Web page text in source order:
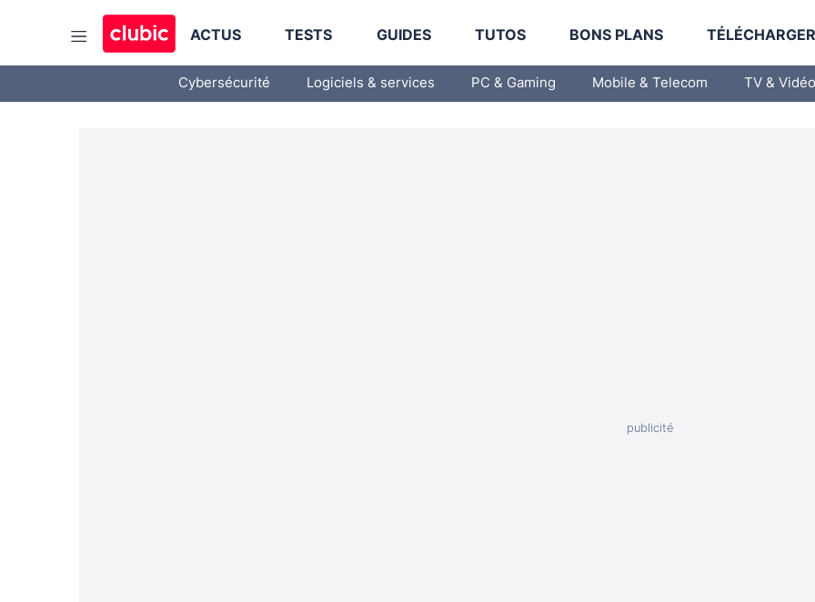
ACTUS TESTS GUIDES TUTOS BONS PLANS
Cybersécurité Logiciels & services PC & Gaming Mobile & Telecom TV & Vidéo